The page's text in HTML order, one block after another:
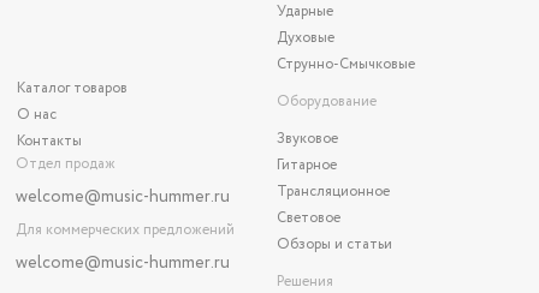
Каталог товаров
О нас
Контакты
Отдел продаж
welcome@music-hummer.ru
Для коммерческих предложений
welcome@music-hummer.ru
Ударные
Духовые
Струнно-Смычковые
Оборудование
Звуковое
Гитарное
Трансляционное
Световое
Обзоры и статьи
Решения